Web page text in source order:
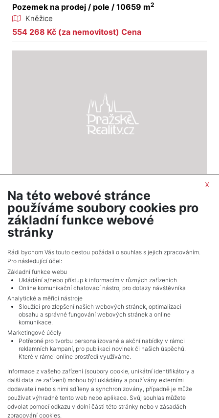
Pozemek na prodej / pole / 10659 m2
Kněžice
554 268 Kč (za nemovitost) Cena
Pozemek na prodej / pole / 8241 m2
Tisovec
387 327 Kč (za nemovitost) Cena
Celkem10inzerátů.
NAVIGACE
Obchodní podmínky
Ochrana osobních údajů
Realitní kanceláře
Kontakt
Zpracování cookies
x
Na této webové stránce
používáme soubory cookies pro
základní funkce webové
stránky
Rádi bychom Vás touto cestou požádali o souhlas s jejich zpracováním.
Pro následující účel:
Základní funkce webu
Ukládání a/nebo přístup k informacím v různých zařízeních
Online komunikační chatovací nástroj pro dotazy návštěvníka
Analytické a měřící nástroje
Sloužící pro zlepšení našich webových stránek, optimalizaci
obsahu a správné fungování webových stránek a online
komunikace.
Marketingové účely
Potřebné pro tvorbu personalizované a akční nabídky v rámci
reklamních kampaní, pro publikaci novinek či našich úspěchů.
Které v rámci online prostředí využíváme.
Informace z vašeho zařízení (soubory cookie, unikátní identifikátory a
další data ze zařízení) mohou být ukládány a používány externími
dodavateli nebo s nimi sdíleny a synchronizovány, případně je může
používat výhradně tento web nebo aplikace. Svůj souhlas můžete
odvolat pomocí odkazu v dolní části této stránky nebo v zásadách
zpracování cookies.